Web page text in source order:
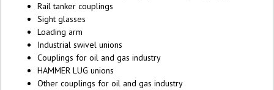
Rail tanker couplings
Sight glasses
Loading arm
Industrial swivel unions
Couplings for oil and gas industry
HAMMER LUG unions
Other couplings for oil and gas industry